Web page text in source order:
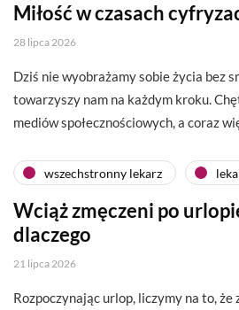
Miłość w czasach
28 lipca 2026
Dziś nie wyobrażamy sobie życia bez
towarzyszy nam na każdym kroku.
mediów społecznościowych, a coraz
wszechstronny lekarz
Wciąż zmęczeni po
dlaczego
21 lipca 2026
Rozpoczynając urlop, liczymy na to, że